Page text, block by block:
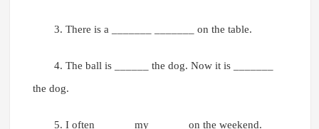
3. There is a _______ _______ on the table.
4. The ball is ______ the dog. Now it is _______
the dog.
5. I often ______ my ______ on the weekend.